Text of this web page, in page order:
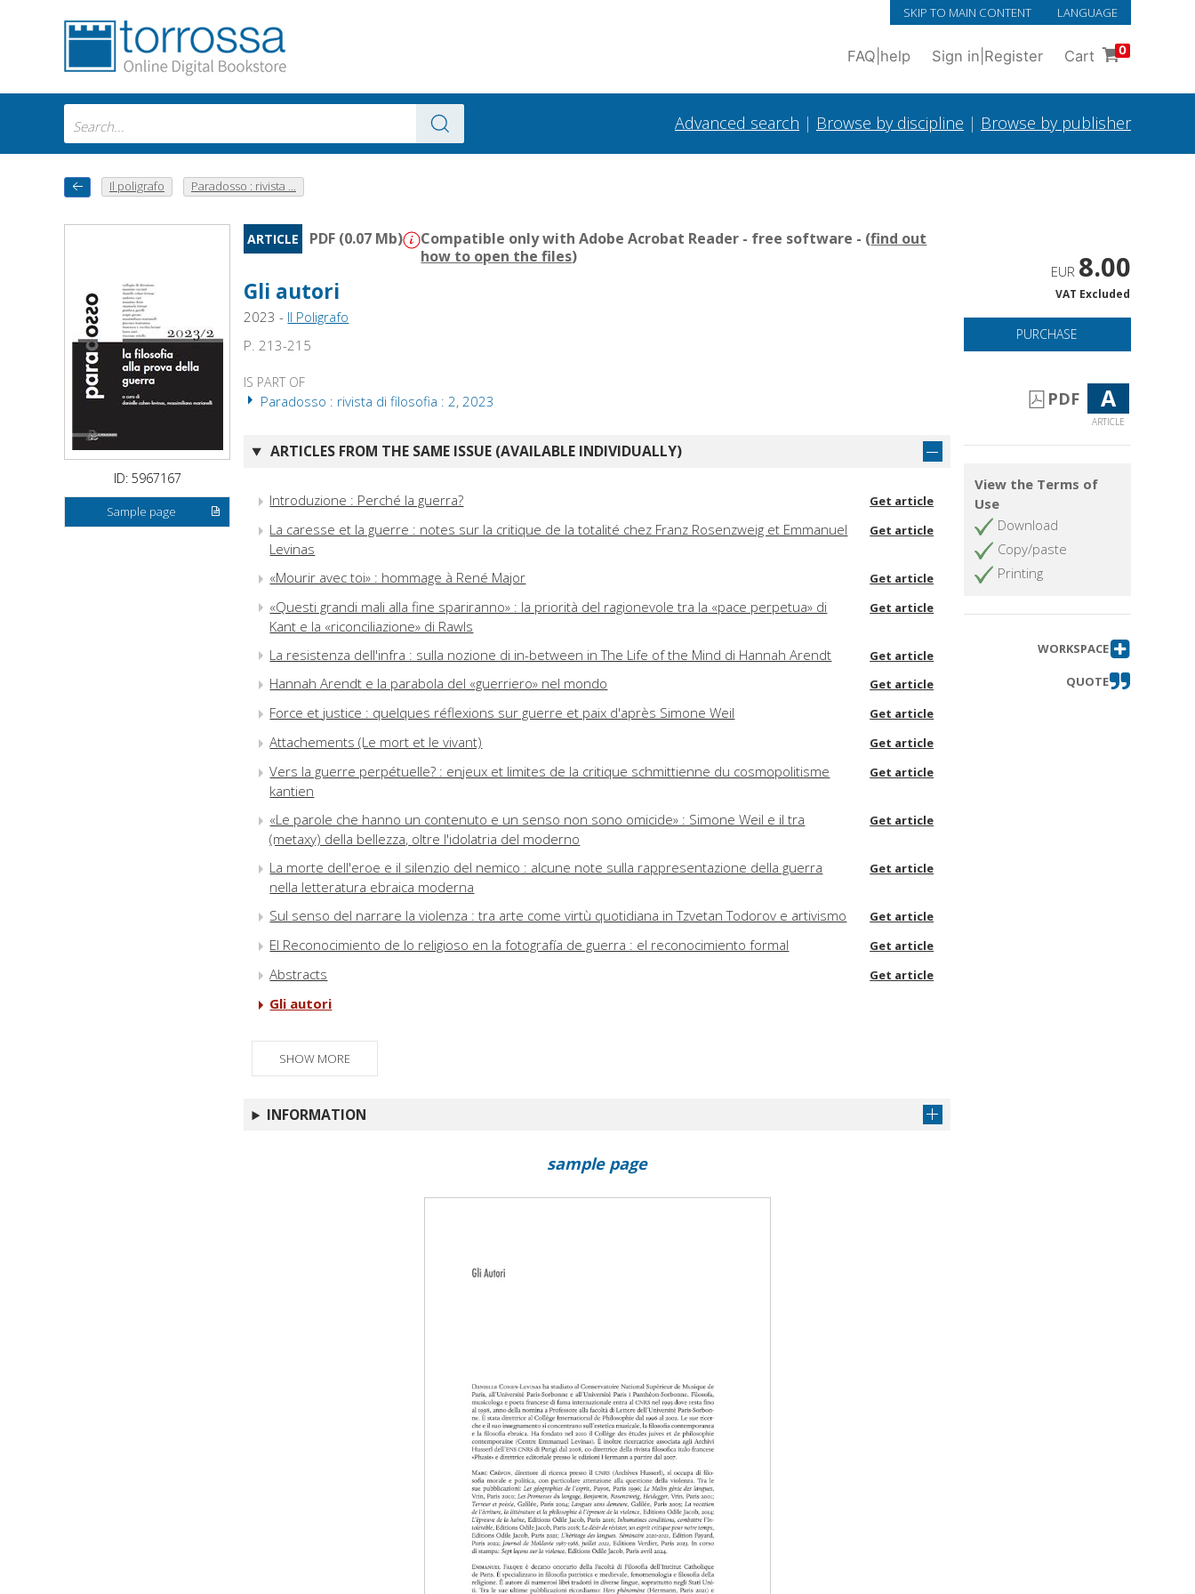
SKIP TO MAIN CONTENT LANGUAGE
FAQ help Sign in Register Cart 0
Advanced search | Browse by discipline | Browse by publisher
Il poligrafo Paradosso : rivista ...
ID: 5967167
Sample page
ARTICLE PDF (0.07 Mb) Compatible only with Adobe Acrobat Reader - free software - (find out
how to open the files)
Gli autori
2023 - Il Poligrafo
P. 213-215
IS PART OF
Paradosso : rivista di filosofia : 2, 2023
ARTICLES FROM THE SAME ISSUE (AVAILABLE INDIVIDUALLY)
Introduzione : Perché la guerra? Get article
La caresse et la guerre : notes sur la critique de la totalité chez Franz Rosenzweig et Emmanuel
Levinas
Get article
«Mourir avec toi» : hommage à René Major Get article
«Questi grandi mali alla fine spariranno» : la priorità del ragionevole tra la «pace perpetua» di
Kant e la «riconciliazione» di Rawls
Get article
La resistenza dell'infra : sulla nozione di in-between in The Life of the Mind di Hannah Arendt Get article
Hannah Arendt e la parabola del «guerriero» nel mondo Get article
Force et justice : quelques réflexions sur guerre et paix d'après Simone Weil Get article
Attachements (Le mort et le vivant) Get article
Vers la guerre perpétuelle? : enjeux et limites de la critique schmittienne du cosmopolitisme
kantien
Get article
«Le parole che hanno un contenuto e un senso non sono omicide» : Simone Weil e il tra
(metaxy) della bellezza, oltre l'idolatria del moderno
Get article
La morte dell'eroe e il silenzio del nemico : alcune note sulla rappresentazione della guerra
nella letteratura ebraica moderna
Get article
Sul senso del narrare la violenza : tra arte come virtù quotidiana in Tzvetan Todorov e artivismo Get article
El Reconocimiento de lo religioso en la fotografía de guerra : el reconocimiento formal Get article
Abstracts Get article
Gli autori
SHOW MORE
INFORMATION
EUR 8.00
VAT Excluded
PURCHASE
PDF A
ARTICLE
View the Terms of
Use
Download
Copy/paste
Printing
WORKSPACE
QUOTE
sample page